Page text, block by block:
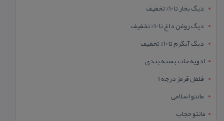
دیگ بخار تا 10% تخفیف
دیگ روغن داغ تا 10% تخفیف
دیگ آبگرم تا 10% تخفیف
ادویه جات بسته بندی
فلفل قرمز درجه 1
مانتو اسلامی
مانتو حجاب